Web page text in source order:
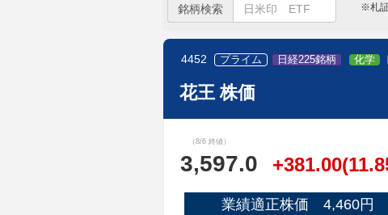
銘柄検索 ※札
4452 プライム 日経225銘柄 化学
花王 株価
（8/6 終値）
3,597.0
業績適正株価 4,460円